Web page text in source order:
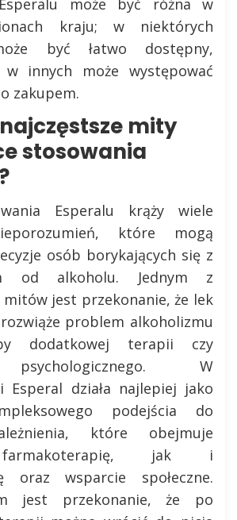
kraju; w niektórych
być łatwo dostępny,
w innych może występować
zakupem.
mity
stosowania
Esperalu krąży wiele
które mogą
osób borykających się z
od alkoholu. Jednym z
mitów jest przekonanie, że lek
problem alkoholizmu
dodatkowej terapii czy
W
Esperal działa najlepiej jako
podejścia do
które obejmuje
jak i
oraz wsparcie społeczne.
jest przekonanie, że po